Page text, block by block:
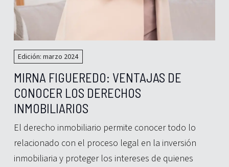
Edición: marzo 2024
MIRNA FIGUEREDO: VENTAJAS DE
CONOCER LOS DERECHOS
INMOBILIARIOS
El derecho inmobiliario permite conocer todo lo
relacionado con el proceso legal en la inversión
inmobiliaria y proteger los intereses de quienes